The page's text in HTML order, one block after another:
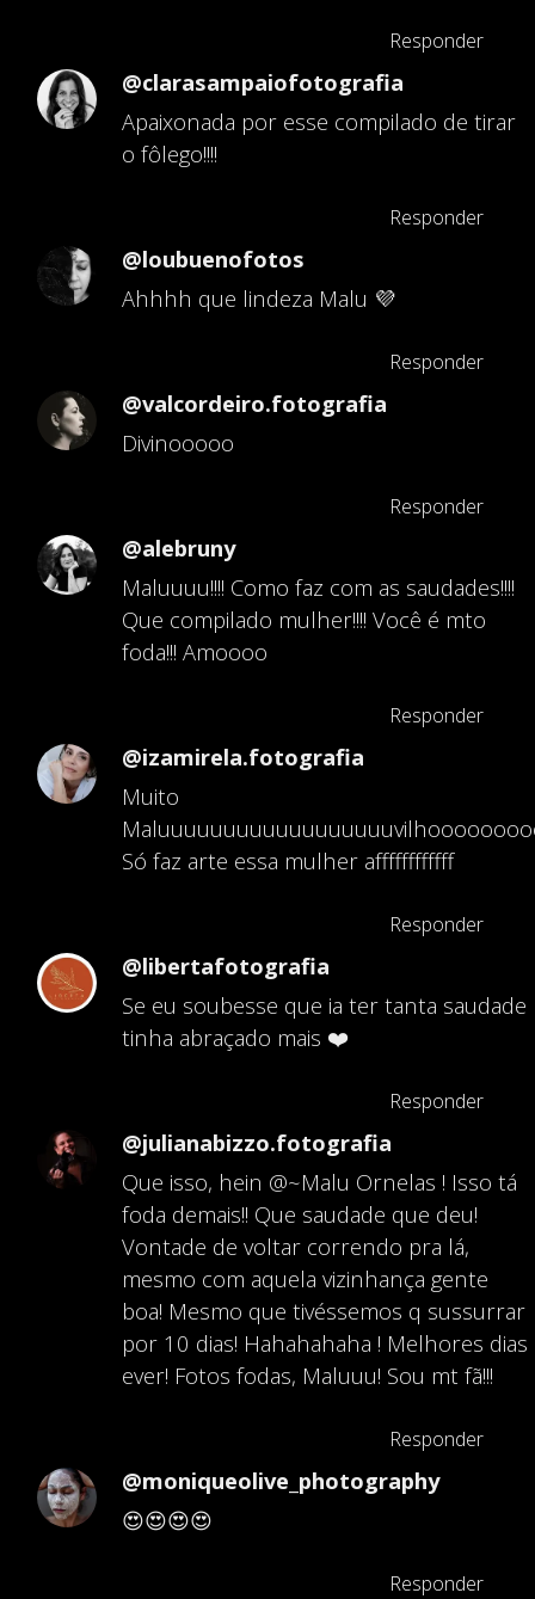
Responder
@clarasampaiofotografia
Apaixonada por esse compilado de tirar
o fôlego!!!!
Responder
@loubuenofotos
Ahhhh que lindeza Malu 💜
Responder
@valcordeiro.fotografia
Divinooooo
Responder
@alebruny
Maluuuu!!!! Como faz com as saudades!!!!
Que compilado mulher!!!! Você é mto
foda!!! Amoooo
Responder
@izamirela.fotografia
Muito
Só faz arte essa mulher affffffffffff
Responder
@libertafotografia
Se eu soubesse que ia ter tanta saudade
tinha abraçado mais ❤️
Responder
@julianabizzo.fotografia
Que isso, hein @⁨~Malu Ornelas⁩ ! Isso tá
foda demais!! Que saudade que deu!
Vontade de voltar correndo pra lá,
mesmo com aquela vizinhança gente
boa! Mesmo que tivéssemos q sussurrar
por 10 dias! Hahahahaha ! Melhores dias
ever! Fotos fodas, Maluuu! Sou mt fã!!!
Responder
@moniqueolive_photography
😍😍😍😍
Responder